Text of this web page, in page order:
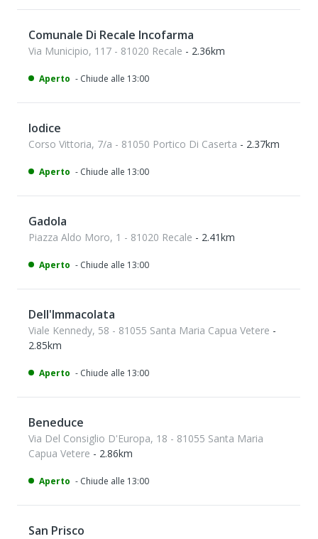
Comunale Di Recale Incofarma
Via Municipio, 117 - 81020 Recale - 2.36km
Aperto - Chiude alle 13:00
Iodice
Corso Vittoria, 7/a - 81050 Portico Di Caserta - 2.37km
Aperto - Chiude alle 13:00
Gadola
Piazza Aldo Moro, 1 - 81020 Recale - 2.41km
Aperto - Chiude alle 13:00
Dell'Immacolata
Viale Kennedy, 58 - 81055 Santa Maria Capua Vetere -
2.85km
Aperto - Chiude alle 13:00
Beneduce
Via Del Consiglio D'Europa, 18 - 81055 Santa Maria
Capua Vetere - 2.86km
Aperto - Chiude alle 13:00
San Prisco